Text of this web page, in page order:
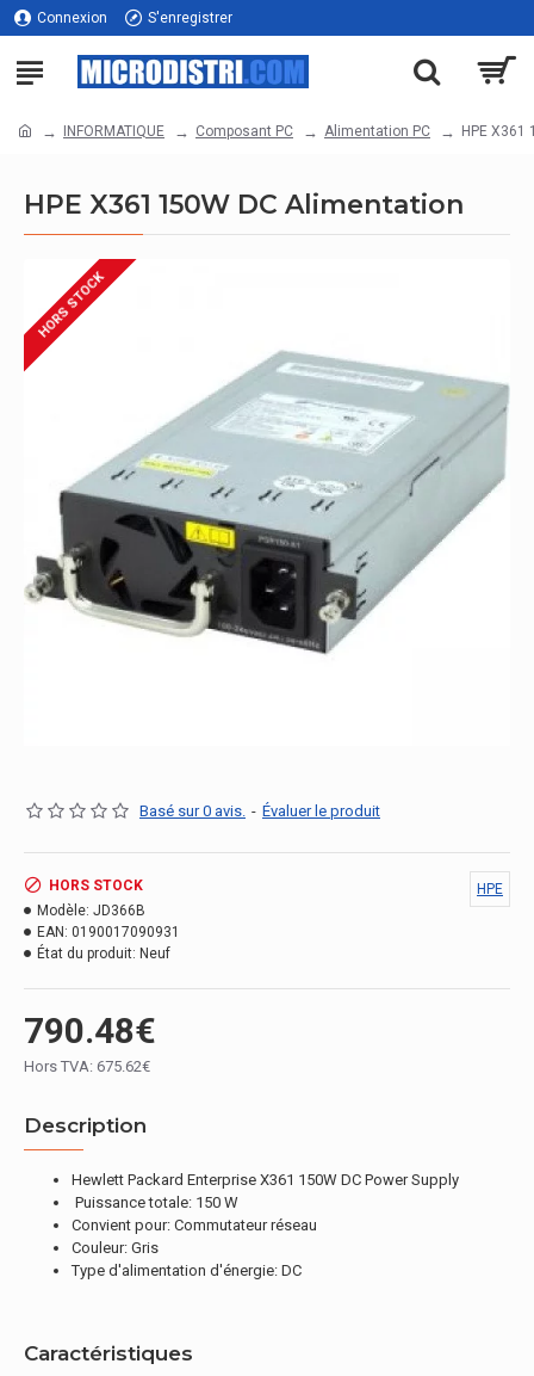
Connexion S'enregistrer
INFORMATIQUE Composant PC Alimentation PC HPE X361
HPE X361 150W DC Alimentation
HORS STOCK
Basé sur 0 avis. - Évaluer le produit
790.48€
Hors TVA: 675.62€
HORS STOCK
Modèle: JD366B
EAN: 0190017090931
État du produit: Neuf
HPE
Description
Hewlett Packard Enterprise X361 150W DC Power Supply
Puissance totale: 150 W
Convient pour: Commutateur réseau
Couleur: Gris
Type d'alimentation d'énergie: DC
Caractéristiques